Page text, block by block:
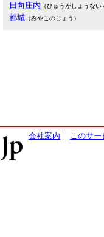
日向庄内 （ひゅうがしょうない）
都城 （みやこのじょう）
会社案内 ｜ このサー